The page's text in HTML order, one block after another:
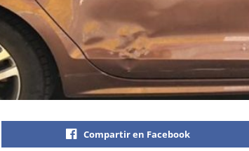
Compartir en Facebook